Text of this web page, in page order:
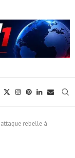
rebelle à